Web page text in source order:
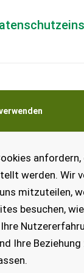
werden. Wir
mitzuteilen,
besuchen,
Ihre
Land- und
Amarok
EUR 0